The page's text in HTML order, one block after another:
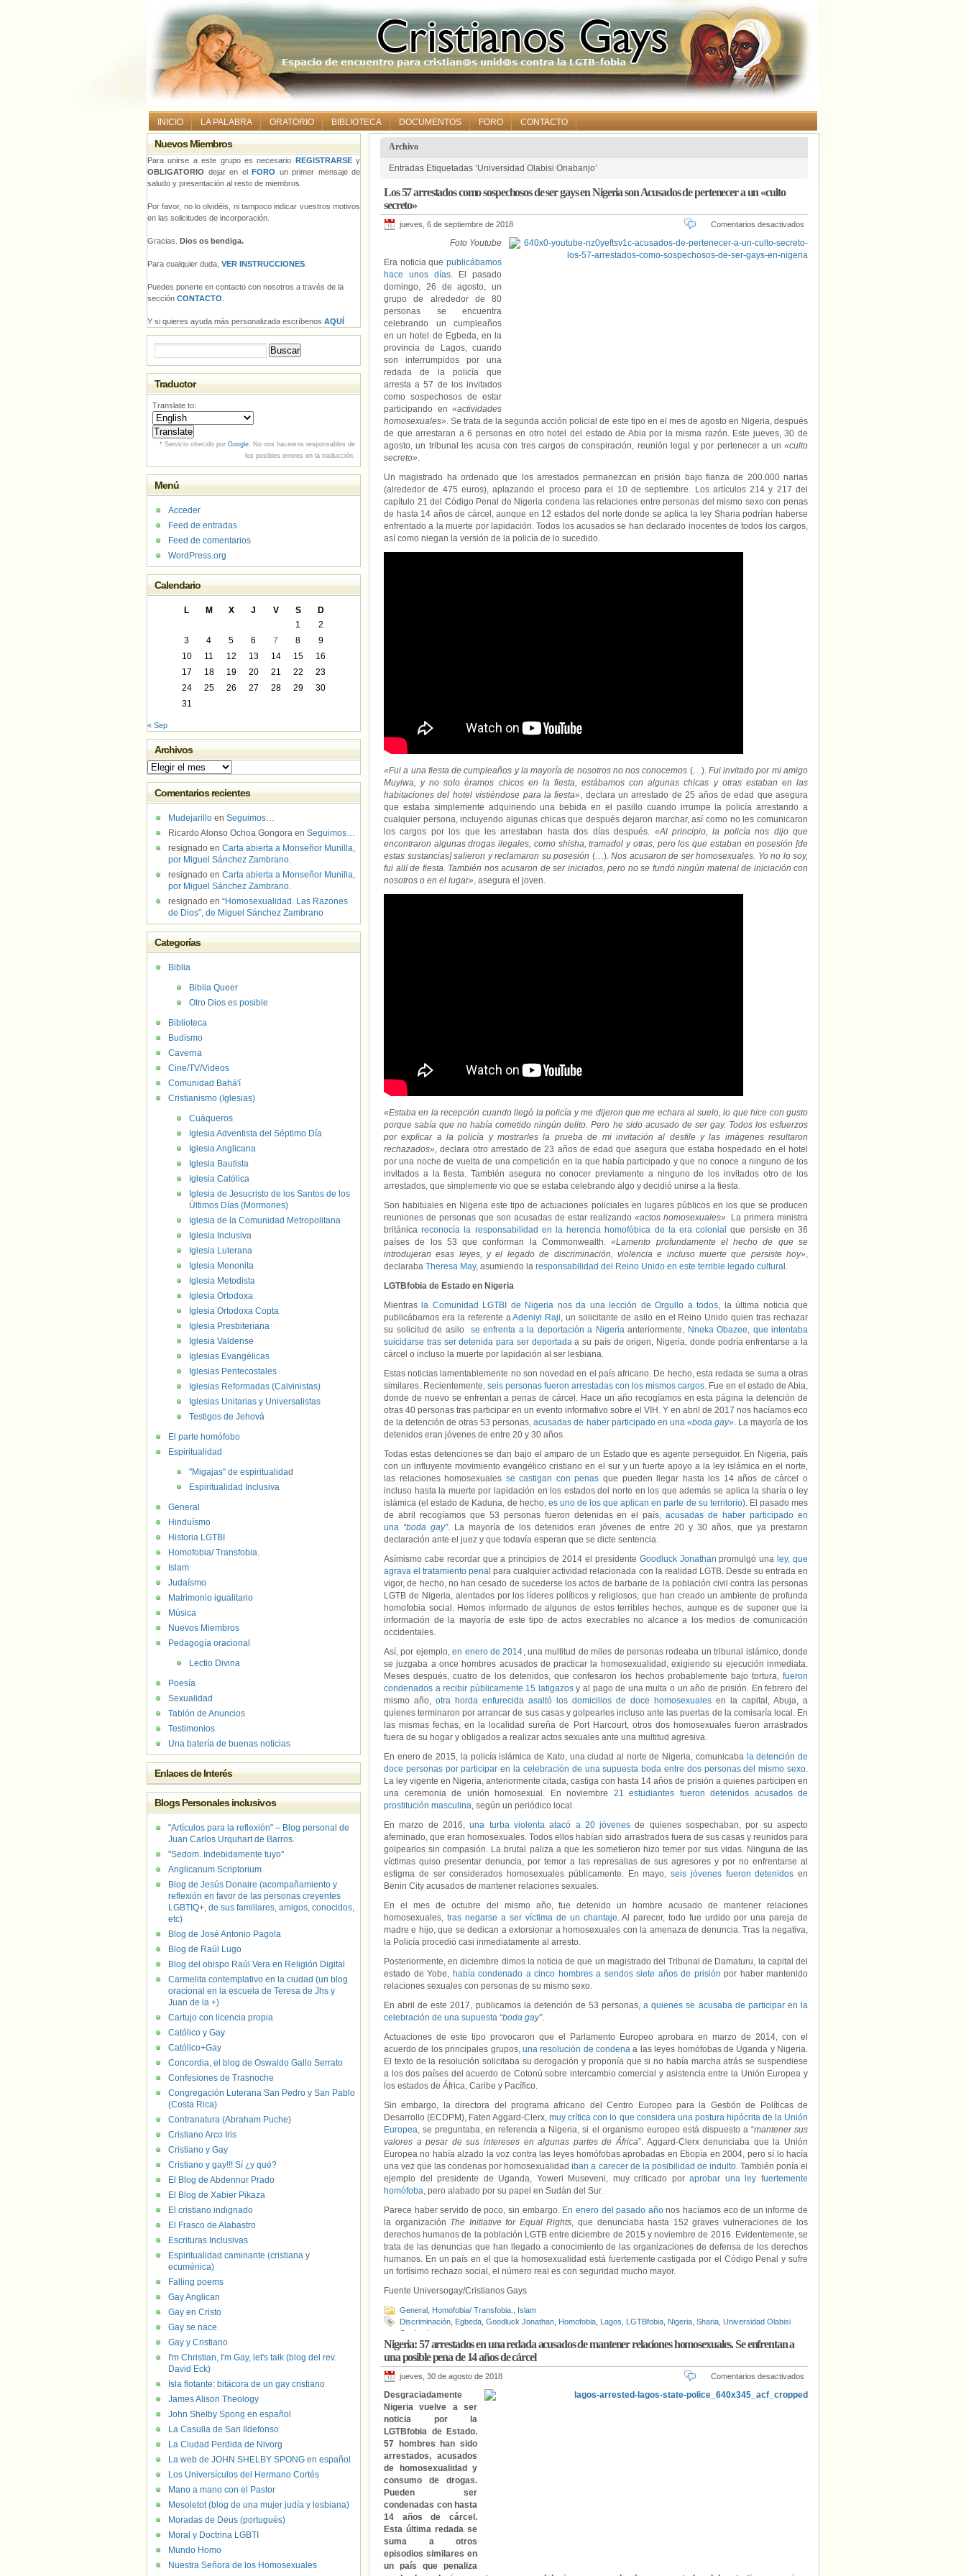
INICIO LA PALABRA ORATORIO BIBLIOTECA DOCUMENTOS FORO CONTACTO
Archivo
Entradas Etiquetadas ‘Universidad Olabisi Onabanjo’
Los 57 arrestados como sospechosos de ser gays en Nigeria son Acusados de pertenecer a un «culto
secreto»
jueves, 6 de septiembre de 2018 Comentarios desactivados
Foto Youtube
Era noticia que publicábamos
hace unos días. El pasado
domingo, 26 de agosto, un
grupo de alrededor de 80
personas se encuentra
celebrando un cumpleaños
en un hotel de Egbeda, en la
provincia de Lagos, cuando
son interrumpidos por una
redada de la policía que
arresta a 57 de los invitados
como sospechosos de estar
participando en «actividades
homosexuales». Se trata de la segunda acción policial de este tipo en el mes de agosto en Nigeria, después
de que arrestaran a 6 personas en otro hotel del estado de Abia por la misma razón. Este jueves, 30 de
agosto, un tribunal les acusa con tres cargos de conspiración, reunión legal y por pertenecer a un «culto
secreto».
Un magistrado ha ordenado que los arrestados permanezcan en prisión bajo fianza de 200.000 narias
(alrededor de 475 euros), aplazando el proceso para el 10 de septiembre. Los artículos 214 y 217 del
capítulo 21 del Código Penal de Nigeria condena las relaciones entre personas del mismo sexo con penas
de hasta 14 años de cárcel, aunque en 12 estados del norte donde se aplica la ley Sharia podrían haberse
enfrentado a la muerte por lapidación. Todos los acusados se han declarado inocentes de todos los cargos,
así como niegan la versión de la policía de lo sucedido.
«Fui a una fiesta de cumpleaños y la mayoría de nosotros no nos conocemos (…). Fui invitado por mi amigo
Muyiwa, y no solo éramos chicos en la fiesta, estábamos con algunas chicas y otras estaban en las
habitaciones del hotel vistiéndose para la fiesta», declara un arrestado de 25 años de edad que asegura
que estaba simplemente adquiriendo una bebida en el pasillo cuando irrumpe la policía arrestando a
cualquier persona, incluyendo algunas chicas que después dejaron marchar, así como no les comunicaron
los cargos por los que les arrestaban hasta dos días después. «Al principio, la policía nos dijo que
encontraron algunas drogas ilegales, como shisha, tramadol y otras, pero los que estaban en posesión [de
estas sustancias] salieron y reclamaron su posesión (…). Nos acusaron de ser homosexuales. Yo no lo soy,
fui allí de fiesta. También nos acusaron de ser iniciados, pero no se fundó ningún material de iniciación con
nosotros o en el lugar», asegura el joven.
«Estaba en la recepción cuando llegó la policía y me dijeron que me echara al suelo, lo que hice con gusto
porque sabía que no había cometido ningún delito. Pero he sido acusado de ser gay. Todos los esfuerzos
por explicar a la policía y mostrarles la prueba de mi invitación al desfile y las imágenes resultaron
rechazados», declara otro arrestado de 23 años de edad que asegura que estaba hospedado en el hotel
por una noche de vuelta de una competición en la que había participado y que no conoce a ninguno de los
invitados a la fiesta. También asegura no conocer previamente a ninguno de los invitados otro de los
arrestados, que simplemente vio que se estaba celebrando algo y decidió unirse a la fiesta.
Son habituales en Nigeria este tipo de actuaciones policiales en lugares públicos en los que se producen
reuniones de personas que son acusadas de estar realizando «actos homosexuales». La primera ministra
británicareconocía la responsabilidad en la herencia homofóbica de la era colonial que persiste en 36
países de los 53 que conforman la Commonwealth.«Lamento profundamente el hecho de que se
introdujeran esas leyes, y el legado de discriminación, violencia e incluso muerte que persiste hoy»,
declaraba Theresa May, asumiendo la responsabilidad del Reino Unido en este terrible legado cultural .
LGTBfobia de Estado en Nigeria
Mientras la Comunidad LGTBI de Nigeria nos da una lección de Orgullo a todos, la última noticia que
publicábamos era la referente aAdeniyi Raji, un solicitante de asilo en el Reino Unido quien tras rechazar
su solicitud de asilo
se enfrenta a la deportación a Nigeria anteriormente, Nneka Obazee, que intentaba
suicidarse tras ser detenida para ser deportadaa su país de origen, Nigeria, donde podría enfrentarse a la
cárcel o incluso la muerte por lapidación al ser lesbiana.
Estas noticias lamentablemente no son novedad en el país africano. De hecho, esta redada se suma a otras
similares. Recientemente, seis personas fueron arrestadas con los mismos cargos. Fue en el estado de Abia,
donde de nuevo se enfrentan a penas de cárcel. Hace un año recogíamos en esta página la detención de
otras 40 personas tras participar en un evento informativo sobre el VIH. Y en abril de 2017 nos hacíamos eco
de la detención de otras 53 personas, acusadas de haber participado en una «boda gay». La mayoría de los
detenidos eran jóvenes de entre 20 y 30 años.
Todas estas detenciones se dan bajo el amparo de un Estado que es agente perseguidor. En Nigeria, país
con un influyente movimiento evangélico cristiano en el sur y un fuerte apoyo a la ley islámica en el norte,
las relaciones homosexuales se castigan con penas que pueden llegar hasta los 14 años de cárcel o
incluso hasta la muerte por lapidación en los estados del norte en los que además se aplica la sharía o ley
islámica (el estado de Kaduna, de hecho, es uno de los que aplican en parte de su territorio). El pasado mes
de abril recogíamos que 53 personas fueron detenidas en el país, acusadas de haber participado en
una “boda gay”. La mayoría de los detenidos eran jóvenes de entre 20 y 30 años, que ya prestaron
declaración ante el juez y que todavía esperan que se dicte sentencia.
Asímismo cabe recordar que a principios de 2014 el presidente Goodluck Jonathan promulgó una ley, que
agrava el tratamiento penal para cualquier actividad relacionada con la realidad LGTB. Desde su entrada en
vigor, de hecho, no han cesado de sucederse los actos de barbarie de la población civil contra las personas
LGTB de Nigeria, alentados por los líderes políticos y religiosos, que han creado un ambiente de profunda
homofobia social. Hemos informado de algunos de estos terribles hechos, aunque es de suponer que la
información de la mayoría de este tipo de actos execrables no alcance a los medios de comunicación
occidentales.
Así, por ejemplo,en enero de 2014, una multitud de miles de personas rodeaba un tribunal islámico, donde
se juzgaba a once hombres acusados de practicar la homosexualidad, exigiendo su ejecución inmediata.
Meses después, cuatro de los detenidos, que confesaron los hechos probablemente bajo tortura, fueron
condenados a recibir públicamente 15 latigazosy al pago de una multa o un año de prisión. En febrero del
mismo año, otra horda enfurecida asaltó los domicilios de doce homosexuales en la capital, Abuja, a
quienes terminaron por arrancar de sus casas y golpearles incluso ante las puertas de la comisaría local. En
las mismas fechas, en la localidad sureña de Port Harcourt, otros dos homosexuales fueron arrastrados
fuera de su hogar y obligados a realizar actos sexuales ante una multitud agresiva.
En enero de 2015, la policía islámica de Kato, una ciudad al norte de Nigeria, comunicaba la detención de
doce personas por participar en la celebración de una supuesta boda entre dos personas del mismo sexo.
La ley vigente en Nigeria, anteriormente citada, castiga con hasta 14 años de prisión a quienes participen en
una ceremonia de unión homosexual. En noviembre 21 estudiantes fueron detenidos acusados de
prostitución masculina, según un periódico local.
En marzo de 2016,una turba violenta atacó a 20 jóvenes de quienes sospechaban, por su aspecto
afeminado, que eran homosexuales. Todos ellos habían sido arrastrados fuera de sus casas y reunidos para
golpearlos sin compasión. La brutal paliza a que les sometieron hizo temer por sus vidas. Ninguna de las
víctimas quiso presentar denuncia, por temor a las represalias de sus agresores y por no enfrentarse al
estigma de ser considerados homosexuales públicamente. En mayo, seis jóvenes fueron detenidos en
Benin City acusados de mantener relaciones sexuales.
En el mes de octubre del mismo año, fue detenido un hombre acusado de mantener relaciones
homosexuales, tras negarse a ser víctima de un chantaje. Al parecer, todo fue urdido por una pareja de
madre e hijo, que se dedican a extorsionar a homosexuales con la amenaza de denuncia. Tras la negativa,
la Policía procedió casi inmediatamente al arresto.
Posteriormente, en diciembre dimos la noticia de que un magistrado del Tribunal de Damaturu, la capital del
estado de Yobe, había condenado a cinco hombres a sendos siete años de prisión por haber mantenido
relaciones sexuales con personas de su mismo sexo.
En abril de este 2017, publicamos la detención de 53 personas,a quienes se acusaba de participar en la
celebración de una supuesta “boda gay”.
Actuaciones de este tipo provocaron que el Parlamento Europeo aprobara en marzo de 2014, con el
acuerdo de los principales grupos, una resolución de condena a las leyes homófobas de Uganda y Nigeria.
El texto de la resolución solicitaba su derogación y proponía que si no había marcha atrás se suspendiese
a los dos países del acuerdo de Cotonú sobre intercambio comercial y asistencia entre la Unión Europea y
los estados de África, Caribe y Pacífico.
Sin embargo, la directora del programa africano del Centro Europeo para la Gestión de Políticas de
Desarrollo (ECDPM), Faten Aggard-Clerx,muy crítica con lo que considera una postura hipócrita de la Unión
Europea, se preguntaba, en referencia a Nigeria, si el organismo europeo está dispuesto a “mantener sus
valores a pesar de sus intereses en algunas partes de África”. Aggard-Clerx denunciaba que la Unión
Europea no había alzado la voz contra las leyes homófobas aprobadas en Etiopía en 2004, pero sí lo hacía
una vez que las condenas por homosexualidadiban a carecer de la posibilidad de indulto. También ponía el
ejemplo del presidente de Uganda, Yoweri Museveni, muy criticado poraprobar una ley fuertemente
homófoba, pero alabado por su papel en Sudán del Sur.
Parece haber servido de poco, sin embargo. En enero del pasado añonos hacíamos eco de un informe de
la organización The Initiative for Equal Rights, que denunciaba hasta 152 graves vulneraciones de los
derechos humanos de la población LGTB entre diciembre de 2015 y noviembre de 2016. Evidentemente, se
trata de las denuncias que han llegado a conocimiento de las organizaciones de defensa de los derechos
humanos. En un país en el que la homosexualidad está fuertemente castigada por el Código Penal y sufre
un fortísimo rechazo social, el número real es con seguridad mucho mayor.
Fuente Universogay/Cristianos Gays
General Homofobia/ Transfobia.
Islam
Discriminación Egbeda Goodluck Jonathan Homofobia Lagos LGTBfobia Nigeria Sharia Universidad Olabisi
Onabanjo
Nigeria: 57 arrestados en una redada acusados de mantener relaciones homosexuales. Se enfrentan a
una posible pena de 14 años de cárcel
jueves, 30 de agosto de 2018 Comentarios desactivados
Desgraciadamente
Nigeria vuelve a ser
noticia por la
LGTBfobia de Estado.
57 hombres han sido
arrestados, acusados
de homosexualidad y
consumo de drogas.
Pueden ser
condenadas con hasta
14 años de cárcel.
Esta última redada se
suma a otros
episodios similares en
un país que penaliza
Nuevos Miembros
Para unirse a este grupo es necesario REGISTRARSEy
OBLIGATORIO dejar en el FORO un primer mensaje de
saludo y presentación al resto de miembros.
Por favor, no lo olvidéis, ni tampoco indicar vuestros motivos
en las solicitudes de incorporación.
Gracias. Dios os bendiga.
Para cualquier duda, VER INSTRUCCIONES
Puedes ponerte en contacto con nosotros a través de la
sección CONTACTO
Y si quieres ayuda más personalizada escríbenos AQUÍ
Traductor
Translate to:
* Servicio ofrecido por Google. No nos hacemos responsables de
los posibles errores en la traducción.
Menú
Acceder
Feed de entradas
Feed de comentarios
WordPress.org
Calendario
L M X J V S
D
1
2
3
4 5 6 7 8
9
10
11 12 13 14 15
16
17
18 19 20 21 22
23
24
25 26 27 28 29
30
31
« Sep
Archivos
Archivos
Comentarios recientes
Mudejarillo en Seguimos…
Ricardo Alonso Ochoa Gongora en Seguimos…
resignado en Carta abierta a Monseñor Munilla,
por Miguel Sánchez Zambrano.
resignado en Carta abierta a Monseñor Munilla,
por Miguel Sánchez Zambrano.
resignado en “Homosexualidad. Las Razones
de Dios”, de Miguel Sánchez Zambrano
Categorías
Biblia
Biblia Queer
Otro Dios es posible
Biblioteca
Budismo
Caverna
Cine/TV/Videos
Comunidad Bahá'í
Cristianismo (Iglesias)
Cuáqueros
Iglesia Adventista del Séptimo Día
Iglesia Anglicana
Iglesia Bautista
Iglesia Católica
Iglesia de Jesucristo de los Santos de los
Últimos Días (Mormones)
Iglesia de la Comunidad Metropolitana
Iglesia Inclusiva
Iglesia Luterana
Iglesia Menonita
Iglesia Metodista
Iglesia Ortodoxa
Iglesia Ortodoxa Copta
Iglesia Presbiteriana
Iglesia Valdense
Iglesias Evangélicas
Iglesias Pentecostales
Iglesias Reformadas (Calvinistas)
Iglesias Unitarias y Universalistas
Testigos de Jehová
El parte homófobo
Espiritualidad
"Migajas" de espiritualidad
Espiritualidad Inclusiva
General
Hinduísmo
Historia LGTBI
Homofobia/ Transfobia.
Islam
Judaísmo
Matrimonio igualitario
Música
Nuevos Miembros
Pedagogía oracional
Lectio Divina
Poesía
Sexualidad
Tablón de Anuncios
Testimonios
Una batería de buenas noticias
Enlaces de Interés
Blogs Personales inclusivos
"Artículos para la reflexión" – Blog personal de
Juan Carlos Urquhart de Barros.
"Sedom. Indebidamente tuyo"
Anglicanum Scriptorium
Blog de Jesús Donaire (acompañamiento y
reflexión en favor de las personas creyentes
LGBTIQ+, de sus familiares, amigos, conocidos,
etc)
Blog de José Antonio Pagola
Blog de Raúl Lugo
Blog del obispo Raúl Vera en Religión Digital
Carmelita contemplativo en la ciudad (un blog
oracional en la escuela de Teresa de Jhs y
Juan de la +)
Cartujo con licencia propia
Católico y Gay
Católico+Gay
Concordia, el blog de Oswaldo Gallo Serrato
Confesiones de Trasnoche
Congregación Luterana San Pedro y San Pablo
(Costa Rica)
Contranatura (Abraham Puche)
Cristiano Arco Iris
Cristiano y Gay
Cristiano y gay!!! Sí ¿y qué?
El Blog de Abdennur Prado
El Blog de Xabier Pikaza
El cristiano indignado
El Frasco de Alabastro
Escrituras Inclusivas
Espiritualidad caminante (cristiana y
ecuménica)
Falling poems
Gay Anglican
Gay en Cristo
Gay se nace.
Gay y Cristiano
I'm Christian, I'm Gay, let's talk (blog del rev.
David Eck)
Isla flotante: bitácora de un gay cristiano
James Alison Theology
John Shelby Spong en español
La Casulla de San Ildefonso
La Ciudad Perdida de Nivorg
La web de JOHN SHELBY SPONG en español
Los Universículos del Hermano Cortés
Mano a mano con el Pastor
Mesoletot (blog de una mujer judía y lesbiana)
Moradas de Deus (portugués)
Moral y Doctrina LGBTI
Mundo Homo
Nuestra Señora de los Homosexuales